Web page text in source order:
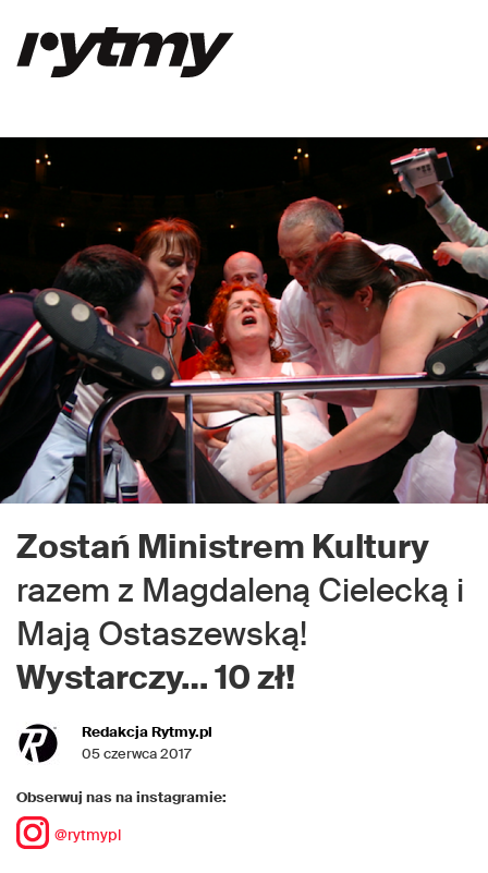
Zostań Ministrem Kultury
razem z Magdaleną Cielecką i
Mają Ostaszewską!
Wystarczy… 10 zł!
Redakcja Rytmy.pl
05 czerwca 2017
Obserwuj nas na instagramie:
@rytmypl